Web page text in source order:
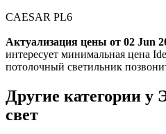
CAESAR PL6
Актуализация цены от 02 Jun
интересует минимальная цена
потолочный светильник
Другие категории
свет